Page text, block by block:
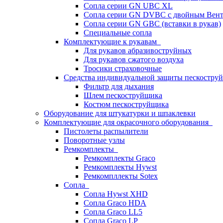
Сопла серии GN UBC XL
Сопла серии GN DVBC с двойным
Сопла серии GN GBC (вставки в рукав)
Специальные сопла
Комплектующие к рукавам
Для рукавов абразивоструйных
Для рукавов сжатого воздуха
Тросики страховочные
Средства индивидуальной защиты
Фильтр для дыхания
Шлем пескоструйщика
Костюм пескоструйщика
Оборудование для штукатурки и шпаклевки
Комплектующие для окрасочного оборудования
Пистолеты распылители
Поворотные узлы
Ремкомплекты
Ремкомплекты Graco
Ремкомплекты Hywst
Ремкомпллекты Sotex
Сопла
Сопла Hywst XHD
Сопла Graco HDA
Сопла Graco LL5
Сопла Graco LP